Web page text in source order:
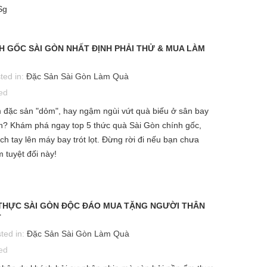
SAO BÁNH FLAN TRÁI DỪA
in:Đặc Sản Sài Gòn Làm
views
8
tặng đối tác không chỉ cần
sang trọng mà còn đòi hỏi
tinh tế và khác biệt. Tìm hiểu
vì sao Bánh Flan...
Posted in:
Đặc Sản Sài Gòn
Đến với Thành phố Hồ
Minh năng động, du
không chỉ bị choáng ngợp
GỐC SÀI GÒN NHẤT ĐỊNH PHẢI THỬ & MUA LÀM
in: Đặc Sản Sài Gòn Làm Quà
đặc sản "dỏm", hay ngậm ngùi vứt quà biếu ở sân bay
Khám phá ngay top 5 thức quà Sài Gòn chính gốc,
tay lên máy bay trót lọt. Đừng rời đi nếu bạn chưa
tuyệt đối này!
SÀI GÒN ĐỘC ĐÁO MUA TẶNG NGƯỜI THÂN
in: Đặc Sản Sài Gòn Làm Quà